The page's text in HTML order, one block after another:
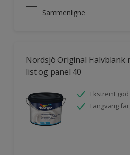
Sammenligne
Nordsjö Original Halvblank
list og panel 40
Ekstremt
Langvarig